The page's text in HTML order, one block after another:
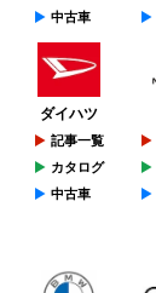
中古車
ダイハツ
記事一覧
カタログ
中古車